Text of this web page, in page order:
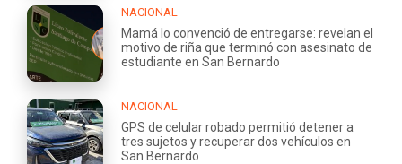
NACIONAL
Mamá lo convenció de entregarse: revelan el
motivo de riña que terminó con asesinato de
estudiante en San Bernardo
NACIONAL
GPS de celular robado permitió detener a
tres sujetos y recuperar dos vehículos en
San Bernardo